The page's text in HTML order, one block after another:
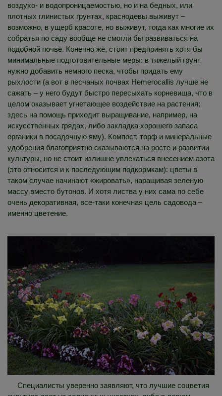
воздухо- и водопроницаемостью, но и на бедных, или
плотных глинистых грунтах, краснодевы выживут –
возможно, в ущерб красоте, но выживут, тогда как многие их
собратья по саду вообще не смогли бы развиваться на
подобной почве. Конечно же, стоит предпринять хотя бы
минимальные подготовительные меры: в тяжелый грунт
нужно добавить немного песка, чтобы придать ему
рыхлости (а вот в песчаных почвах Hemerocallis лучше не
сажать – у него будут быстро пересыхать корневища, что в
целом оказывает угнетающее воздействие на растения;
здесь на помощь приходит выращивание, например, на
искусственных грядах, либо закладка хорошего запаса
органики в посадочную яму). Компост, торф и минеральные
удобрения благоприятно сказываются на росте и развитии
культуры, но не стоит излишне увлекаться внесением азота
(это относится и к последующим подкормкам): цветы в
таком случае начинают «жировать», наращивая зеленую
массу вместо бутонов. И хотя листва у них сама по себе
очень декоративная, все-таки конечная цель садовода –
именно цветение.
Специалисты уверенно заявляют, что лучшие соцветия